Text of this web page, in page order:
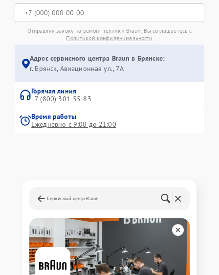
Отправляя заявку на ремонт техники Braun, Вы соглашаетесь с
Политикой конфиденциальности
Адрес сервисного центра Braun в Брянске:
г. Брянск, Авиационная ул., 7А
Горячая линия
+7 (800) 301-55-83
Время работы
Ежедневно с 9:00 до 21:00
Сервисный центр Braun